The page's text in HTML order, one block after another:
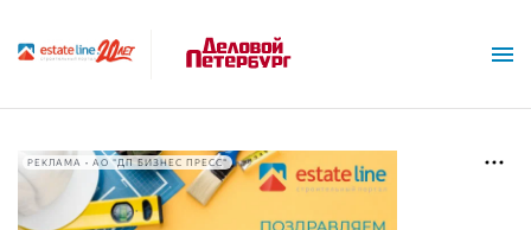
РЕКЛАМА • АО "ДП БИЗНЕС ПРЕСС"